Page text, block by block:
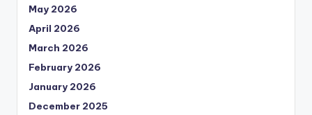
May 2026
April 2026
March 2026
February 2026
January 2026
December 2025